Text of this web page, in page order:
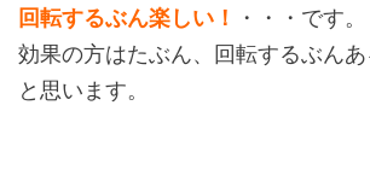
回転するぶん楽しい！
・・・です。
効果の方はたぶん、回転するぶん
と思います。